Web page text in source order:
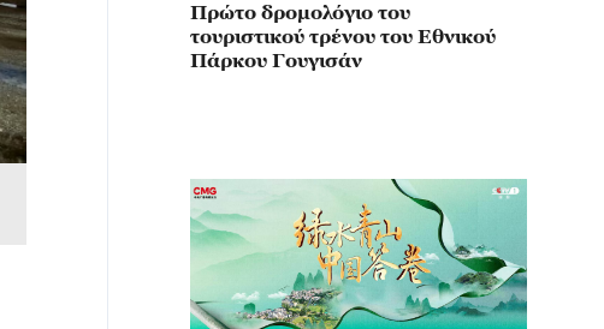
Πρώτο δρομολόγιο του
τουριστικού τρένου του Εθνικού
Πάρκου Γουγισάν